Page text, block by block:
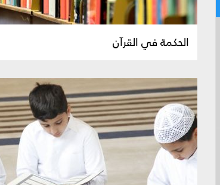
الحكمة في القرآن